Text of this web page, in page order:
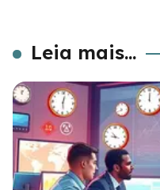
Leia mais...